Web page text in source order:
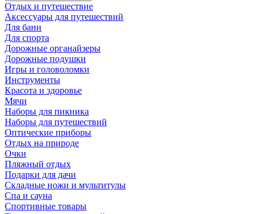
Отдых и путешествие
Аксессуары для путешествий
Для бани
Для спорта
Дорожные органайзеры
Дорожные подушки
Игры и головоломки
Инструменты
Красота и здоровье
Мячи
Наборы для пикника
Наборы для путешествий
Оптические приборы
Отдых на природе
Очки
Пляжный отдых
Подарки для дачи
Складные ножи и мультитулы
Спа и сауна
Спортивные товары